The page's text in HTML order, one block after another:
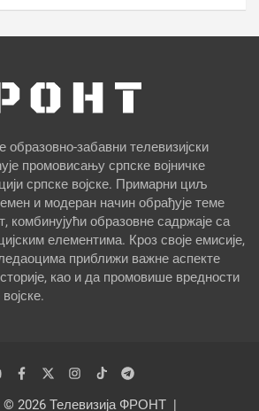
забавни телевизијски
промовисању српске војничке
српске војске. Примарни циљ
и модеран начин обрађује теме
комбинујући образовне садржаје са
елементима. Кроз своје емисије,
приближи важне аспекте
као и да промовише вредности
© 2026 Телевизија ФРОНТ